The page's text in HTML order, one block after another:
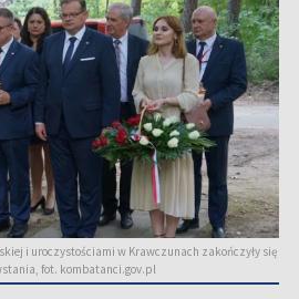
i uroczystościami w Krawczunach zakończyły się
fot. kombatanci.gov.pl